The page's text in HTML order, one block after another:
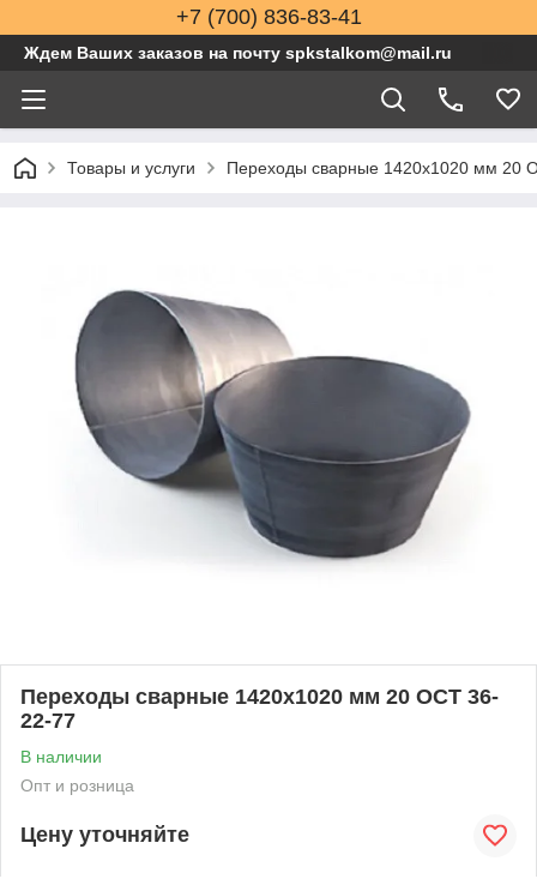
+7 (700) 836-83-41
Ждем Ваших заказов на почту spkstalkom@mail.ru
Товары и услуги Переходы сварные 1420x1020 мм 20
Переходы сварные 1420x1020 мм 20 ОСТ 36-
22-77
В наличии
Опт и розница
Цену уточняйте